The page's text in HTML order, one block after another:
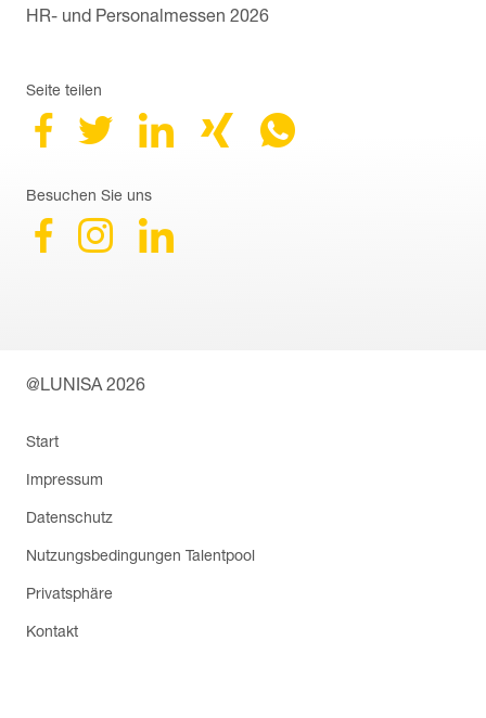
HR- und Personalmessen 2026
Seite teilen
Besuchen Sie uns
@LUNISA 2026
Navigation
Start
Impressum
Datenschutz
Nutzungsbedingungen Talentpool
Privatsphäre
Kontakt